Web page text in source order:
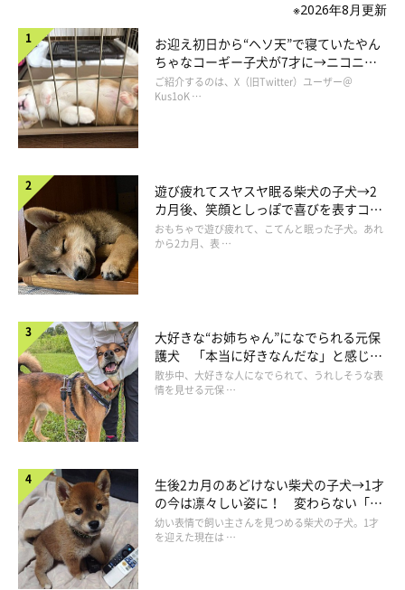
※2026年8月更新
お迎え初日から“ヘソ天”で寝ていたやん
ちゃなコーギー子犬が7才に→ニコニ
コ“コーギースマイル”が魅力のコに成
長！
ご紹介するのは、X（旧Twitter）ユーザー＠
Kus1oK …
遊び疲れてスヤスヤ眠る柴犬の子犬→2
カ月後、笑顔としっぽで喜びを表すコに
成長！
おもちゃで遊び疲れて、こてんと眠った子犬。あれ
から2カ月、表 …
大好きな“お姉ちゃん”になでられる元保
護犬 「本当に好きなんだな」と感じる
表情にほっこり
散歩中、大好きな人になでられて、うれしそうな表
情を見せる元保 …
生後2カ月のあどけない柴犬の子犬→1才
の今は凛々しい姿に！ 変わらない「く
りくりおめめ」にもほっこり
幼い表情で飼い主さんを見つめる柴犬の子犬。1才
を迎えた現在は …